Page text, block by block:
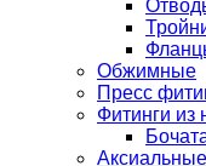
Обжимные
Пресс
Фитинги
Аксиальные